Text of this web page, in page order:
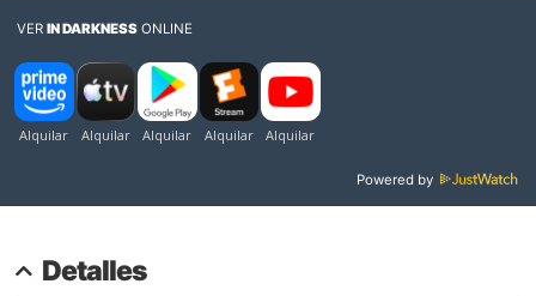
VERIN DARKNESS ONLINE
Powered by
Detalles